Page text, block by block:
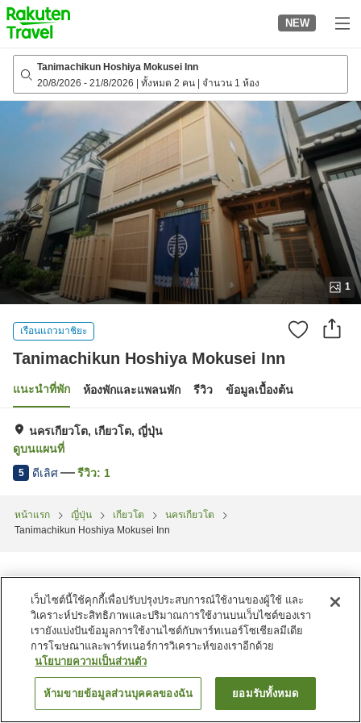
to
top
page
NEW
Tanimachikun Hoshiya Mokusei Inn
20/8/2026 - 21/8/2026 ทั้งหมด 2 คน จำนวน 1 ห้อง
1
เรือนแถวมาชิยะ
Tanimachikun Hoshiya Mokusei Inn
แนะนำที่พัก ห้องพักและแพลนพัก รีวิว ข้อมูลเบื้องต้น
นครเกียวโต, เกียวโต, ญี่ปุ่น
ดูบนแผนที่
5 ดีเลิศ รีวิว: 1
หน้าแรก ญี่ปุ่น เกียวโต
นครเกียวโต
Tanimachikun Hoshiya Mokusei Inn
ค้นหาห้องพัก
เว็บไซต์นี้ใช้คุกกี้เพื่อปรับปรุงประสบการณ์ใช้งานของผู้ใช้ และ
วิเคราะห์ประสิทธิภาพและปริมาณการใช้งานบนเว็บไซต์ของเรา
เรายังแบ่งปันข้อมูลการใช้งานไซต์กับพาร์ทเนอร์โซเชียลมีเดีย
การโฆษณาและพาร์ทเนอร์การวิเคราะห์ของเราอีกด้วย
นโยบายความเป็นส่วนตัว
ห้ามขายข้อมูลส่วนบุคคลของฉัน ยอมรับทั้งหมด